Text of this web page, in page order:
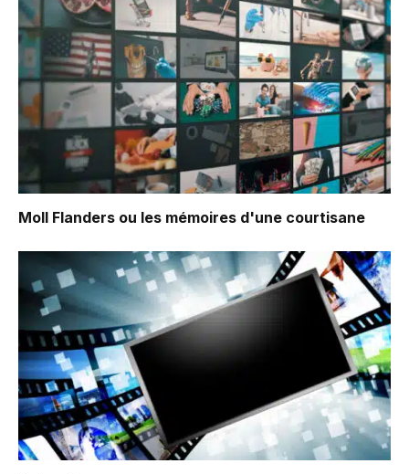
Moll Flanders ou les mémoires d'une courtisane